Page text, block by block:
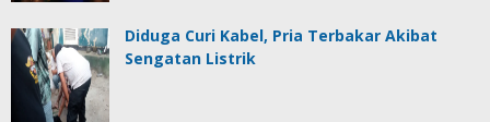
Diduga Curi Kabel, Pria Terbakar Akibat
Sengatan Listrik